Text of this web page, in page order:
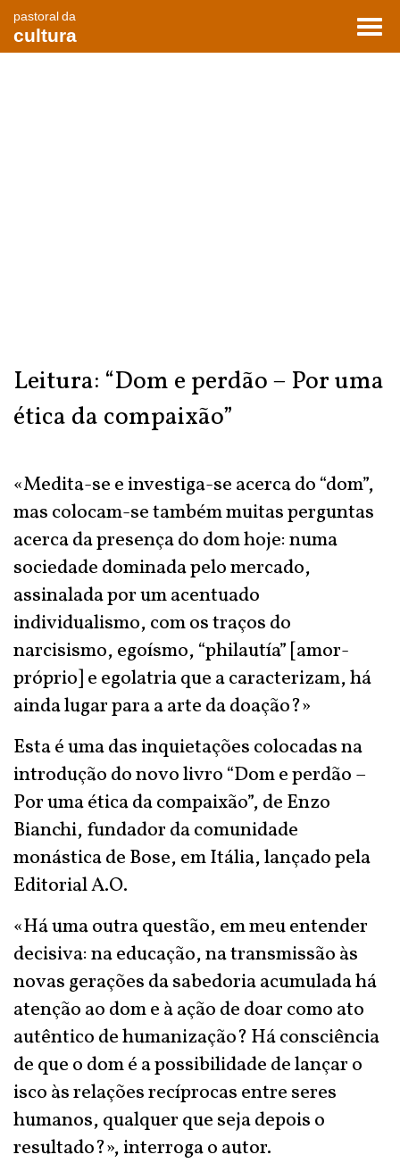
pastoral da
cultura
Leitura: “Dom e perdão – Por uma
ética da compaixão”
«Medita-se e investiga-se acerca do “dom”,
mas colocam-se também muitas perguntas
acerca da presença do dom hoje: numa
sociedade dominada pelo mercado,
assinalada por um acentuado
individualismo, com os traços do
narcisismo, egoísmo, “philautía” [amor-
próprio] e egolatria que a caracterizam, há
ainda lugar para a arte da doação?»
Esta é uma das inquietações colocadas na
introdução do novo livro “Dom e perdão –
Por uma ética da compaixão”, de Enzo
Bianchi, fundador da comunidade
monástica de Bose, em Itália, lançado pela
Editorial A.O.
«Há uma outra questão, em meu entender
decisiva: na educação, na transmissão às
novas gerações da sabedoria acumulada há
atenção ao dom e à ação de doar como ato
autêntico de humanização? Há consciência
de que o dom é a possibilidade de lançar o
isco às relações recíprocas entre seres
humanos, qualquer que seja depois o
resultado?», interroga o autor.